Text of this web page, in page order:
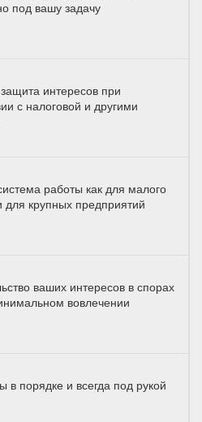
под вашу задачу
интересов при
с налоговой и другими
работы как для малого
для крупных предприятий
ваших интересов в спорах
вовлечении
в порядке и всегда под рукой